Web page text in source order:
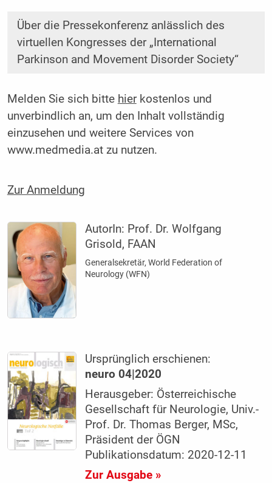
Über die Pressekonferenz anlässlich des
virtuellen Kongresses der „International
Parkinson and Movement Disorder Society“
Melden Sie sich bitte hierkostenlos und
unverbindlich an, um den Inhalt vollständig
einzusehen und weitere Services von
www.medmedia.at zu nutzen.
Zur Anmeldung
AutorIn: Prof. Dr. Wolfgang
Grisold, FAAN
Generalsekretär, World Federation of
Neurology (WFN)
Ursprünglich erschienen:
neuro 04|2020
Herausgeber: Österreichische
Gesellschaft für Neurologie, Univ.-
Prof. Dr. Thomas Berger, MSc,
Präsident der ÖGN
Publikationsdatum: 2020-12-11
Zur Ausgabe »